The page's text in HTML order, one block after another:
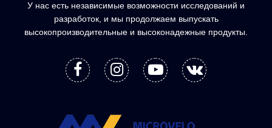
У нас есть независимые возможности исследований и
разработок, и мы продолжаем выпускать
высокопроизводительные и высоконадежные продукты.